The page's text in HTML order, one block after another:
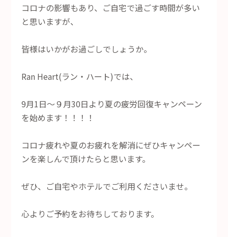
コロナの影響もあり、ご自宅で過ごす時間が多い
と思いますが、
皆様はいかがお過ごしでしょうか。
Ran Heart(ラン・ハート)では、
9月1日～９月30日より夏の疲労回復キャンペーン
を始めます！！！！
コロナ疲れや夏のお疲れを解消にぜひキャンペー
ンを楽しんで頂けたらと思います。
ぜひ、ご自宅やホテルでご利用くださいませ。
心よりご予約をお待ちしております。